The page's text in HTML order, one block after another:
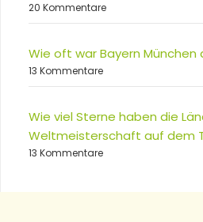
20 Kommentare
Wie oft war Bayern
13 Kommentare
Wie viel Sterne haben die
Weltmeisterschaft auf dem
13 Kommentare